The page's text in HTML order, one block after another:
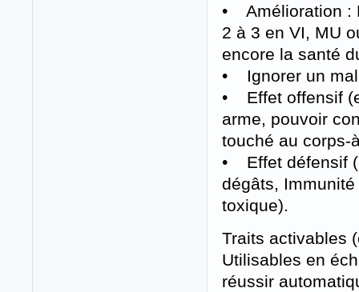
• Amélioration :
2 à 3 en VI, MU
encore la santé
• Ignorer un
• Effet offensif
arme, pouvoir
touché au corps-
• Effet défensif
dégâts,
toxique).
Traits activables
Utilisables en
réussir